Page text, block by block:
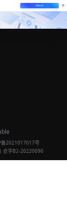
免费试用
备2021017017号
合字B2-20220090